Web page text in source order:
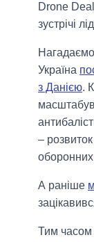
Drone
зустрічі
Україна
з Данією.
–
оборонних
А раніше
Тим часом